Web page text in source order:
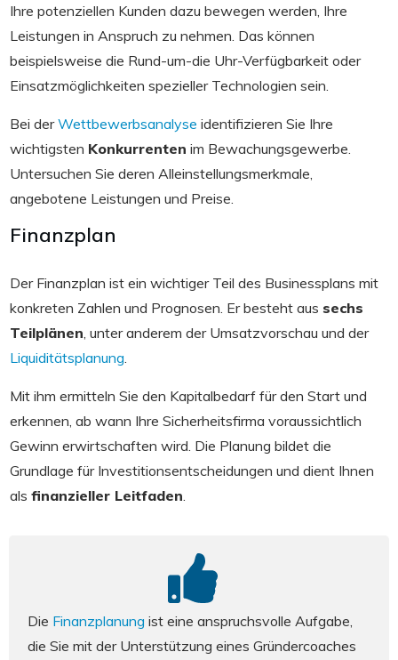
Ihre potenziellen Kunden dazu bewegen werden, Ihre
Leistungen in Anspruch zu nehmen. Das können
beispielsweise die Rund-um-die Uhr-Verfügbarkeit oder
Einsatzmöglichkeiten spezieller Technologien sein.
Bei derWettbewerbsanalyse identifizieren Sie Ihre
wichtigsten Konkurrenten im Bewachungsgewerbe.
Untersuchen Sie deren Alleinstellungsmerkmale,
angebotene Leistungen und Preise.
Finanzplan
Der Finanzplan ist ein wichtiger Teil des Businessplans mit
konkreten Zahlen und Prognosen. Er besteht aus sechs
Teilplänen , unter anderem der Umsatzvorschau und der
Liquiditätsplanung
Mit ihm ermitteln Sie den Kapitalbedarf für den Start und
erkennen, ab wann Ihre Sicherheitsfirma voraussichtlich
Gewinn erwirtschaften wird. Die Planung bildet die
Grundlage für Investitionsentscheidungen und dient Ihnen
als finanzieller Leitfaden
Die Finanzplanung ist eine anspruchsvolle Aufgabe,
die Sie mit der Unterstützung eines Gründercoaches